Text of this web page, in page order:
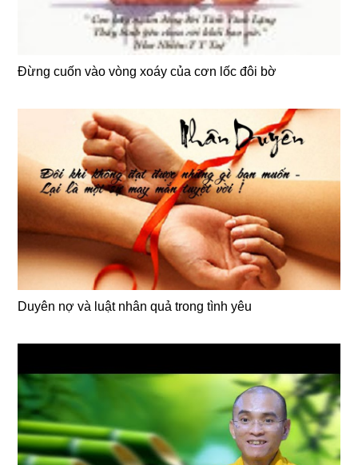
Đừng cuốn vào vòng xoáy của cơn lốc đôi bờ
Duyên nợ và luật nhân quả trong tình yêu